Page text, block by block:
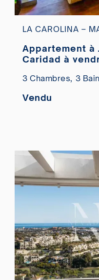
LA CAROLINA –
Appartement à
Caridad à
3 Chambres, 3
Vendu